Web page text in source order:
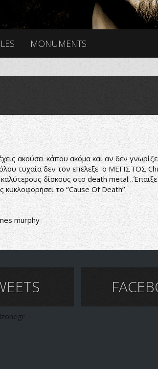
MONUMENTS
ακούσει κάπου ακόμα και αν δεν
τυχαία δεν τον επέλεξε ο ΜΕΓΙΣΤΟΣ
δίσκους στο death
το ‘’Cause Of Death’’.
murphy